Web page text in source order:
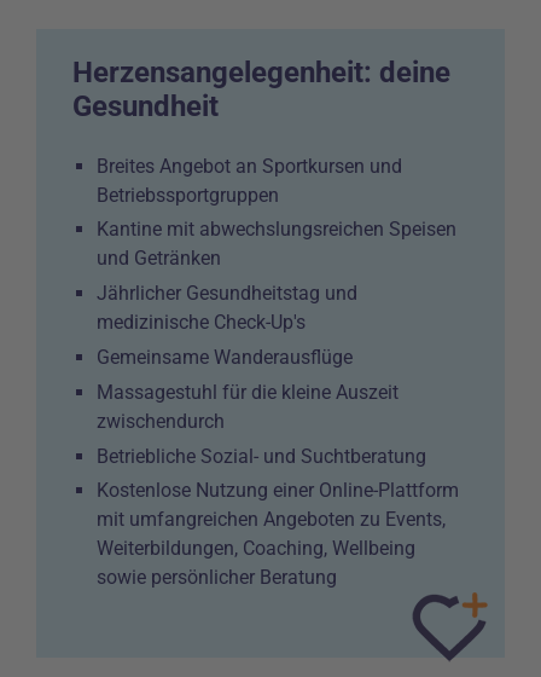
Herzensangelegenheit: deine
Gesundheit
Breites Angebot an Sportkursen und
Betriebssportgruppen
Kantine mit abwechslungsreichen Speisen
und Getränken
Jährlicher Gesundheitstag und
medizinische Check-Up's
Gemeinsame Wanderausflüge
Massagestuhl für die kleine Auszeit
zwischendurch
Betriebliche Sozial- und Suchtberatung
Kostenlose Nutzung einer Online-Plattform
mit umfangreichen Angeboten zu Events,
Weiterbildungen, Coaching, Wellbeing
sowie persönlicher Beratung